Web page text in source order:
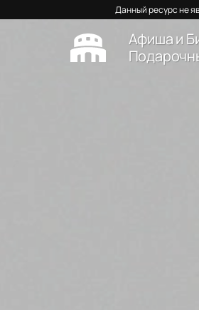
Данный ресурс не
Афиша и